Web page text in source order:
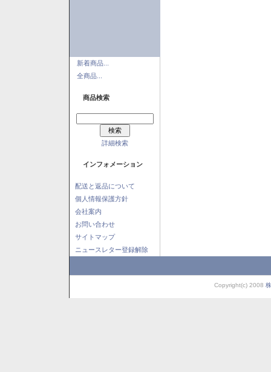
新着商品...
全商品...
商品検索
詳細検索
インフォメーション
配送と返品について
個人情報保護方針
会社案内
お問い合わせ
サイトマップ
ニュースレター登録解除
Copyright(c) 2008